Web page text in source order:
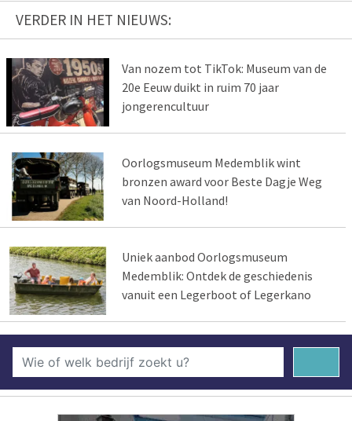
VERDER IN HET NIEUWS:
Van nozem tot TikTok: Museum van de
20e Eeuw duikt in ruim 70 jaar
jongerencultuur
Oorlogsmuseum Medemblik wint
bronzen award voor Beste Dagje Weg
van Noord-Holland!
Uniek aanbod Oorlogsmuseum
Medemblik: Ontdek de geschiedenis
vanuit een Legerboot of Legerkano